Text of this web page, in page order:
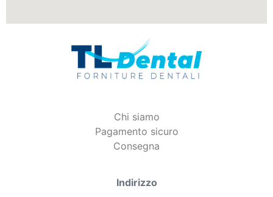
Chi siamo
Pagamento sicuro
Consegna
Indirizzo